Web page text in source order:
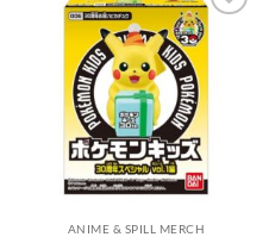
Legg til i
ønskeliste
ANIME & SPILL MERCH